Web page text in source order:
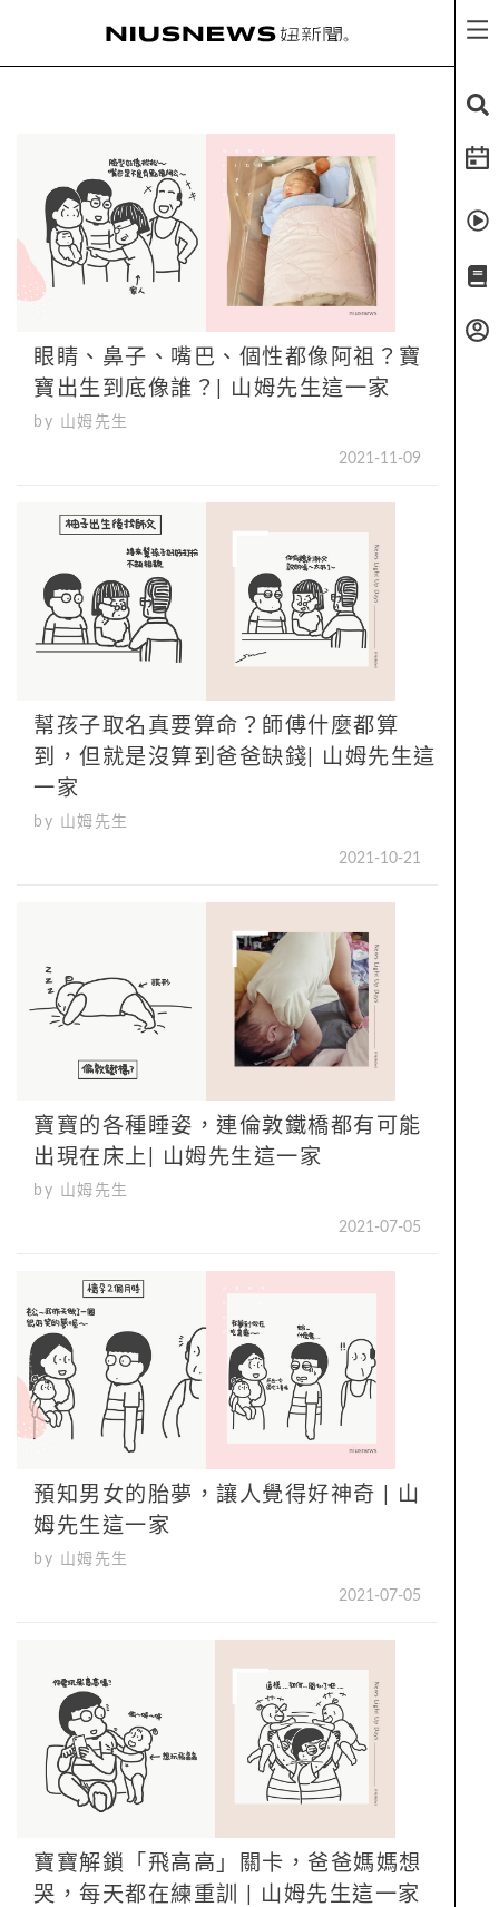
眼睛、鼻子、嘴巴、個性都像阿祖？寶
寶出生到底像誰？| 山姆先生這一家
by 山姆先生
2021-11-09
幫孩子取名真要算命？師傅什麼都算
到，但就是沒算到爸爸缺錢| 山姆先生這
一家
by 山姆先生
2021-10-21
寶寶的各種睡姿，連倫敦鐵橋都有可能
出現在床上| 山姆先生這一家
by 山姆先生
2021-07-05
預知男女的胎夢，讓人覺得好神奇 | 山
姆先生這一家
by 山姆先生
2021-07-05
寶寶解鎖「飛高高」關卡，爸爸媽媽想
哭，每天都在練重訓 | 山姆先生這一家